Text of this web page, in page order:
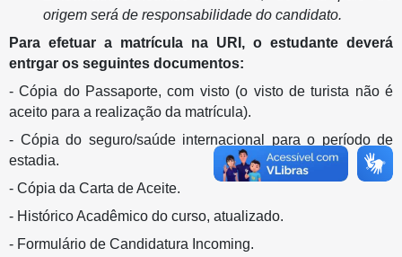
origem será de responsabilidade do candidato.
Para efetuar a matrícula na URI, o estudante deverá
entrgar os seguintes documentos:
- Cópia do Passaporte, com visto (o visto de turista não é
aceito para a realização da matrícula).
- Cópia do seguro/saúde internacional para o período de
estadia.
- Cópia da Carta de Aceite.
- Histórico Acadêmico do curso, atualizado.
- Formulário de Candidatura Incoming.